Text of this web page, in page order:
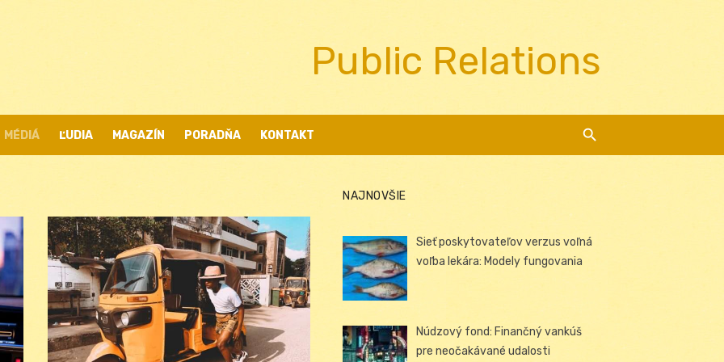
Public Relations
MÉDIÁ ĽUDIA MAGAZÍN PORADŇA KONTAKT
NAJNOVŠIE
Sieť poskytovateľov verzus voľná
voľba lekára: Modely fungovania
Núdzový fond: Finančný vankúš
pre neočakávané udalosti